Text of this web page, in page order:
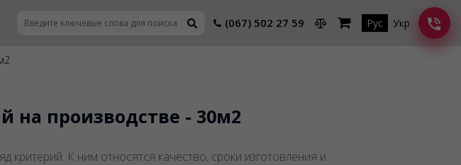
(067) 502 27 59 Рус Укр
на производстве - 30м2
критерий. К ним относятся качество, сроки изготовления и